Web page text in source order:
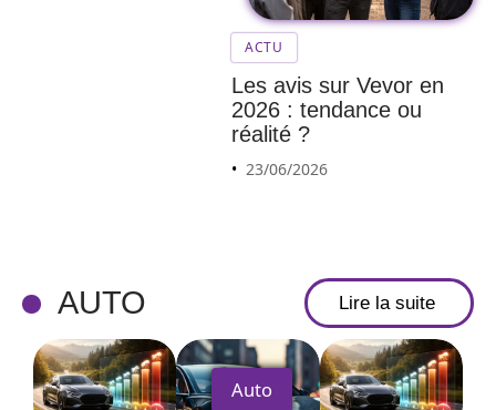
ACTU
Les avis sur Vevor en
2026 : tendance ou
réalité ?
23/06/2026
AUTO Lire la suite
perfor
mance
s de la
Tesla
Model
Auto